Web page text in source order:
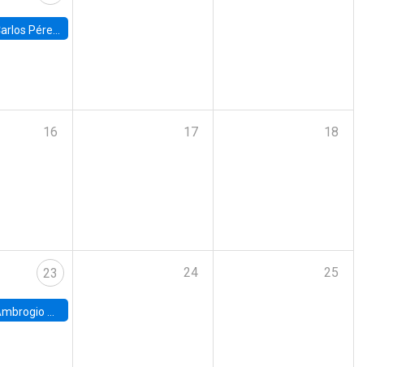
Pérez, Universidad Finis Terrae
16 17 18
23
Cesa-Bianchi, Bank of England
24 25